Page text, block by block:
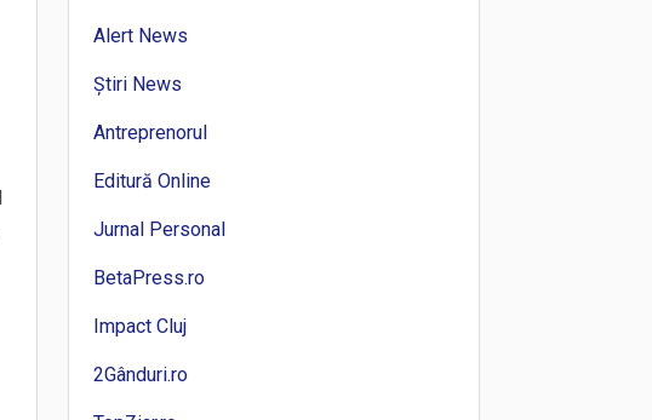
Alert News
Știri News
Antreprenorul
Editură Online
Jurnal Personal
BetaPress.ro
Impact Cluj
2Gânduri.ro